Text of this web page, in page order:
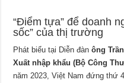
“Điểm tựa” để doanh
sốc” của thị trường
Phát biểu tại Diễn đànông
Xuất nhập khẩu (Bộ Công
năm 2023, Việt Nam đứng thứ